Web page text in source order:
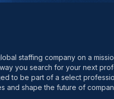
staffing company on a
you search for your next
to be part of a select
and shape the future of